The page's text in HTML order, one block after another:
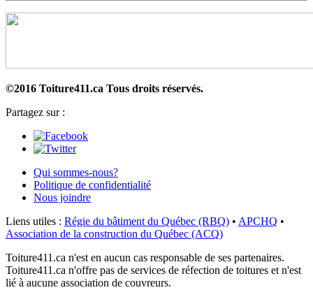
©2016 Toiture411.ca Tous droits réservés.
Partagez sur :
Qui sommes-nous?
Politique de confidentialité
Nous joindre
Liens utiles : Régie du bâtiment du Québec (RBQ) • APCHQ •
Association de la construction du Québec (ACQ)
Toiture411.ca n'est en aucun cas responsable de ses partenaires.
Toiture411.ca n'offre pas de services de réfection de toitures et n'est
lié à aucune association de couvreurs.